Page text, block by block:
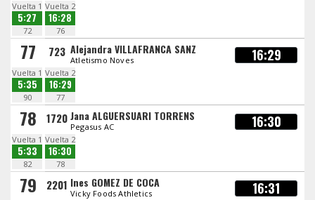
Vuelta 1
5:27
72
Vuelta 2
16:28
76
77 723 Alejandra VILLAFRANCA SANZ
Atletismo Noves 16:29
Vuelta 1
5:35
90
Vuelta 2
16:29
77
78 1720Jana ALGUERSUARI TORRENS
Pegasus AC 16:30
Vuelta 1
5:33
82
Vuelta 2
16:30
78
79 2201 Ines GOMEZ DE COCA
Vicky Foods Athletics 16:31